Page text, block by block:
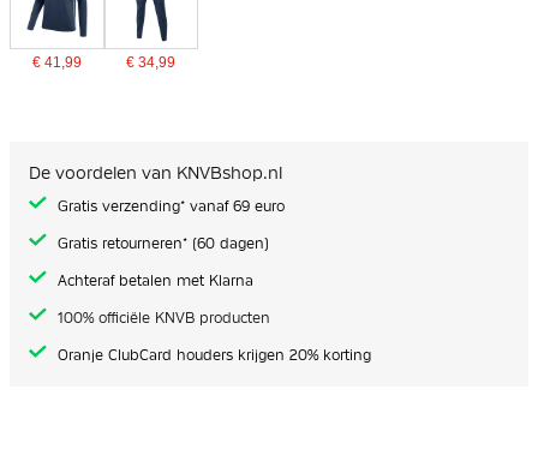
€ 41,99 € 34,99
De voordelen van KNVBshop.nl
Gratis verzending* vanaf 69 euro
Gratis retourneren* (60 dagen)
Achteraf betalen met Klarna
100% officiële KNVB producten
Oranje ClubCard houders krijgen 20% korting